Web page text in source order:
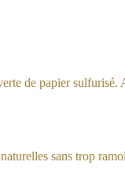
de papier
sans trop